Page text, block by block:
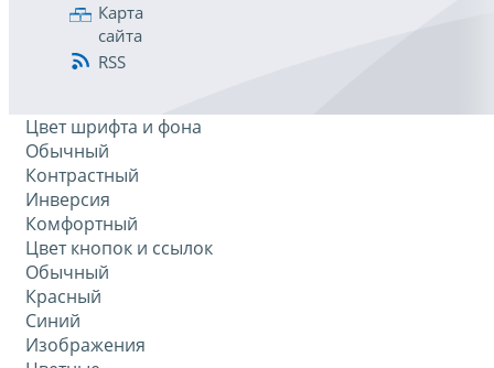
Карта
сайта
RSS
Цвет шрифта и фона
Обычный
Контрастный
Инверсия
Комфортный
Цвет кнопок и ссылок
Обычный
Красный
Синий
Изображения